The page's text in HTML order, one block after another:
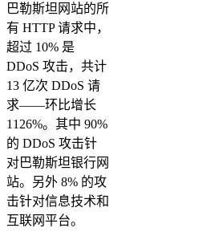
巴勒斯坦网站的所
有 HTTP 请求中，
超过 10% 是
DDoS 攻击，共计
13 亿次 DDoS 请
求——环比增长
1126%。其中 90%
的 DDoS 攻击针
对巴勒斯坦银行网
站。另外 8% 的攻
击针对信息技术和
互联网平台。